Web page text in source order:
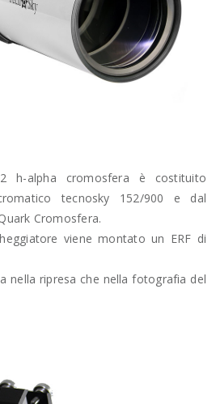
h-alpha cromosfera è costituito
tecnosky 152/900 e dal
Cromosfera.
viene montato un ERF di
nella ripresa che nella fotografia del